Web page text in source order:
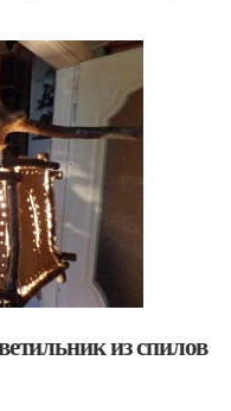
из спилов